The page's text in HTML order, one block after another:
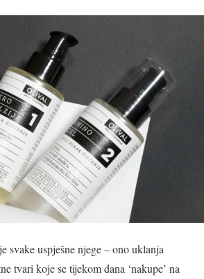
svake uspješne njege – ono uklanja
tvari koje se tijekom dana ‘nakupe’ na